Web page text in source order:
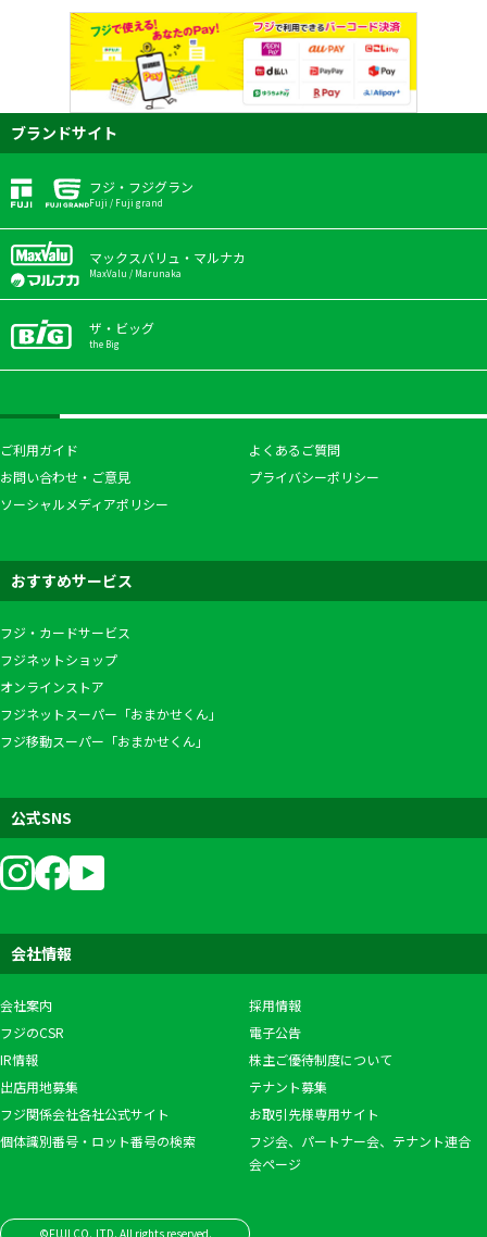
ブランドサイト
フジ・フジグラン
Fuji / Fuji grand
マックスバリュ・マルナカ
MaxValu / Marunaka
ザ・ビッグ
the Big
ご利用ガイド
よくあるご質問
お問い合わせ・ご意見
プライバシーポリシー
ソーシャルメディアポリシー
おすすめサービス
フジ・カードサービス
フジネットショップ
オンラインストア
フジネットスーパー「おまかせくん」
フジ移動スーパー「おまかせくん」
公式SNS
会社情報
会社案内
採用情報
フジのCSR
電子公告
IR情報
株主ご優待制度について
出店用地募集
テナント募集
フジ関係会社各社公式サイト
お取引先様専用サイト
個体識別番号・ロット番号の検索
フジ会、パートナー会、テナント連合
会ページ
©FUJI CO.,LTD. All rights reserved.